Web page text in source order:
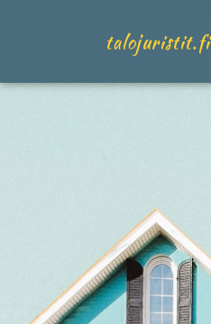
talojuristit.fi